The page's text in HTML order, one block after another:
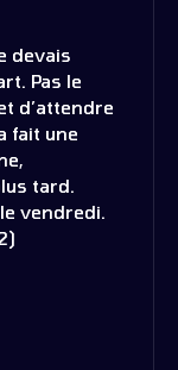
devais
Pas le
d’attendre
fait une
tard.
vendredi.